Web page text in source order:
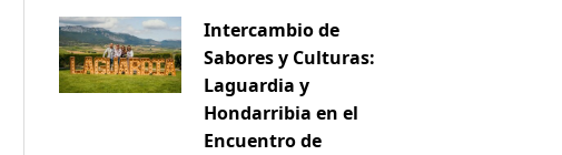
Intercambio de
Sabores y Culturas:
Laguardia y
Hondarribia en el
Encuentro de